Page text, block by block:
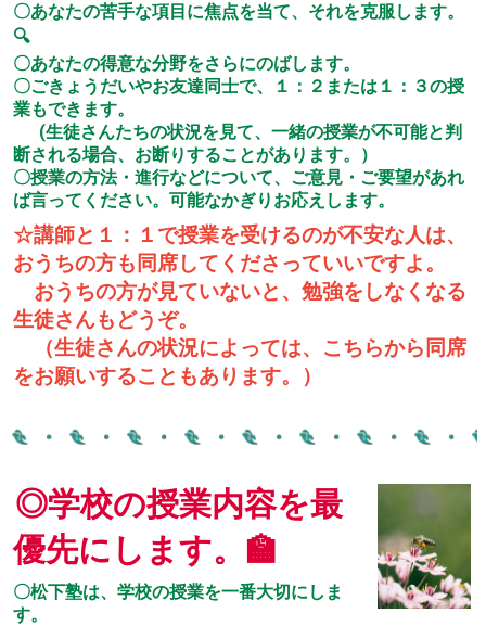
〇あなたの苦手な項目に焦点を当て、それを克服します。
🔍
〇あなたの得意な分野をさらにのばします。
〇ごきょうだいやお友達同士で、１：２または１：３の授
業もできます。
(生徒さんたちの状況を見て、一緒の授業が不可能と判
断される場合、お断りすることがあります。）
〇授業の方法・進行などについて、ご意見・ご要望があれ
ば言ってください。可能なかぎりお応えします。
☆講師と１：１で授業を受けるのが不安な人は、
おうちの方も同席してくださっていいですよ。
おうちの方が見ていないと、勉強をしなくなる
生徒さんもどうぞ。
（生徒さんの状況によっては、こちらから同席
をお願いすることもあります。）
◎学校の授業内容を最
優先にします。🏫
〇松下塾は、学校の授業を一番大切にしま
す。